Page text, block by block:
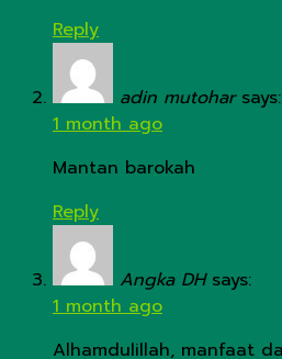
Reply
adin mutohar says:
1 month ago
Mantan barokah
Reply
Angka DH says:
1 month ago
Alhamdulillah, manfaat